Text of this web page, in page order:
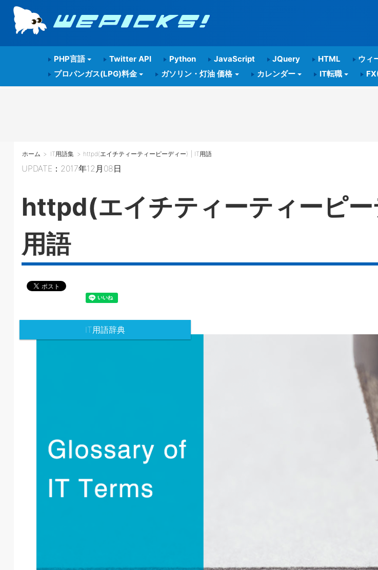
PHP言語 Twitter API Python JavaScript JQuery HTML ウィ
プロパンガス(LPG)料金
ガソリン・灯油 価格 カレンダー IT転職
ホーム > IT用語集 > httpd(エイチティーティーピーディー) | IT用語
UPDATE：2017年12月08日
httpd(エイチティーティーピ
用語
IT用語辞典